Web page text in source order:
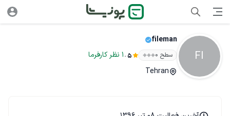
FI
fileman
سطح ۰ 5
.
1 نظر کارفرما
Tehran